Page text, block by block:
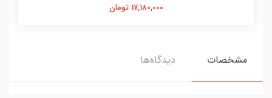
17,180,000 تومان
مشخصات دیدگاه‌ها